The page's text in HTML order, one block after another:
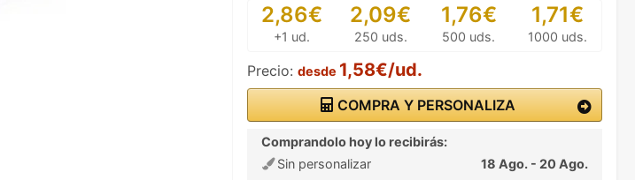
2,86€
+1 ud.
2,09€
250 uds.
1,76€
500 uds.
1,71€
1000 uds.
Precio: desde 1,58€/ud.
COMPRA Y PERSONALIZA
Comprandolo hoy lo recibirás:
Sin personalizar
18 Ago. - 20 Ago.